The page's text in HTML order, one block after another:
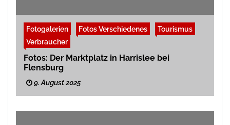
Fotogalerien Fotos Verschiedenes
Tourismus
Verbraucher
Fotos: Der Marktplatz in Harrislee bei
Flensburg
9. August 2025